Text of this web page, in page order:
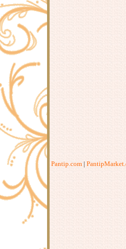
Pantip.com |